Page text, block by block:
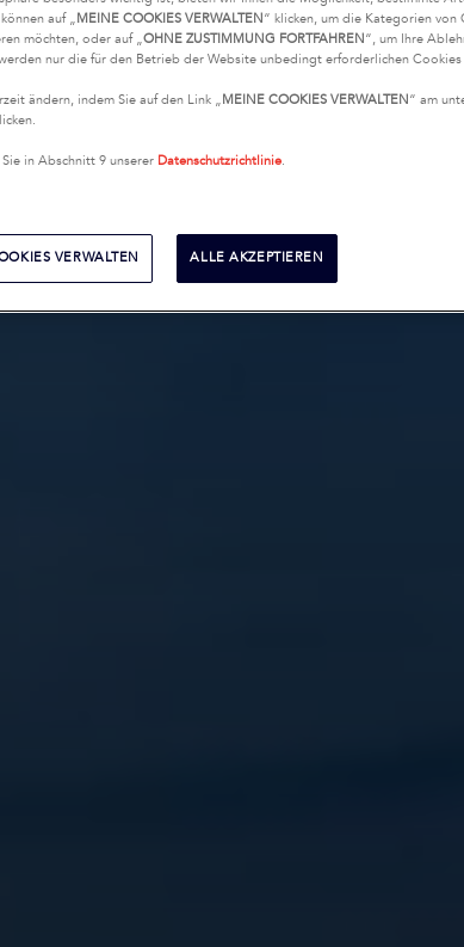
auf „MEINE COOKIES VERWALTEN“ klicken, um die Kategorien von
möchten, oder auf „OHNE ZUSTIMMUNG FORTFAHREN“, um Ihre
nur die für den Betrieb der Website unbedingt erforderlichen Cookies
ändern, indem Sie auf den Link „MEINE COOKIES VERWALTEN“ am
in Abschnitt 9 unserer Datenschutzrichtlinie.
VERWALTEN ALLE AKZEPTIEREN